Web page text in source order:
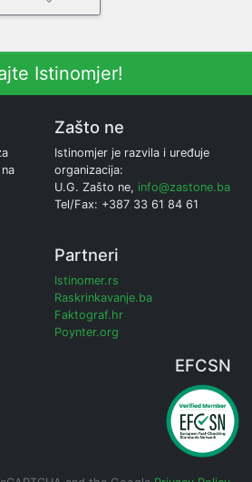
Istinomjer!
Zašto ne
Istinomjer je razvila i uređuje
organizacija:
U.G. Zašto ne, info@zastone.ba
Tel/Fax: +387 33 61 84 61
Partneri
Istinomer.rs
Raskrinkavanje.ba
Faktograf.hr
Poynter.org
EFCSN